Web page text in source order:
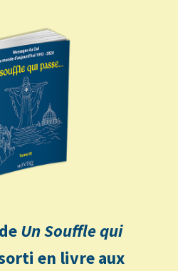
Un Souffle qui
en livre aux